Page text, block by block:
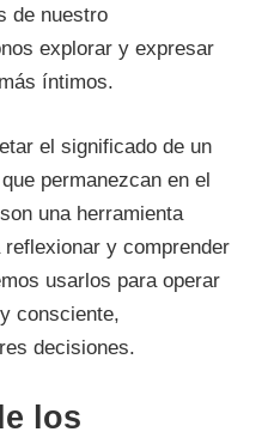
de nuestro
explorar y expresar
íntimos.
el significado de un
permanezcan en el
una herramienta
y comprender
usarlos para operar
consciente,
decisiones.
los